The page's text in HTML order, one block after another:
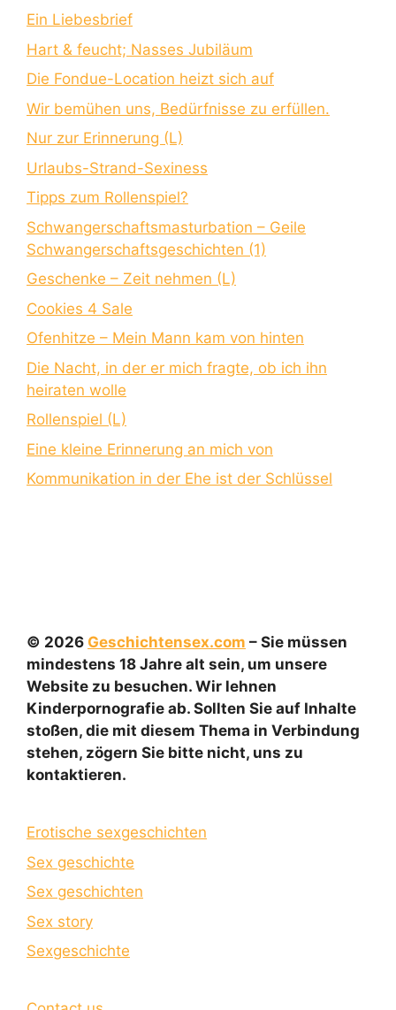
Ein Liebesbrief
Hart & feucht; Nasses Jubiläum
Die Fondue-Location heizt sich auf
Wir bemühen uns, Bedürfnisse zu erfüllen.
Nur zur Erinnerung (L)
Urlaubs-Strand-Sexiness
Tipps zum Rollenspiel?
Schwangerschaftsmasturbation – Geile
Schwangerschaftsgeschichten (1)
Geschenke – Zeit nehmen (L)
Cookies 4 Sale
Ofenhitze – Mein Mann kam von hinten
Die Nacht, in der er mich fragte, ob ich ihn
heiraten wolle
Rollenspiel (L)
Eine kleine Erinnerung an mich von
Kommunikation in der Ehe ist der Schlüssel
© 2026 Geschichtensex.com – Sie müssen
mindestens 18 Jahre alt sein, um unsere
Website zu besuchen. Wir lehnen
Kinderpornografie ab. Sollten Sie auf Inhalte
stoßen, die mit diesem Thema in Verbindung
stehen, zögern Sie bitte nicht, uns zu
kontaktieren.
Erotische sexgeschichten
Sex geschichte
Sex geschichten
Sex story
Sexgeschichte